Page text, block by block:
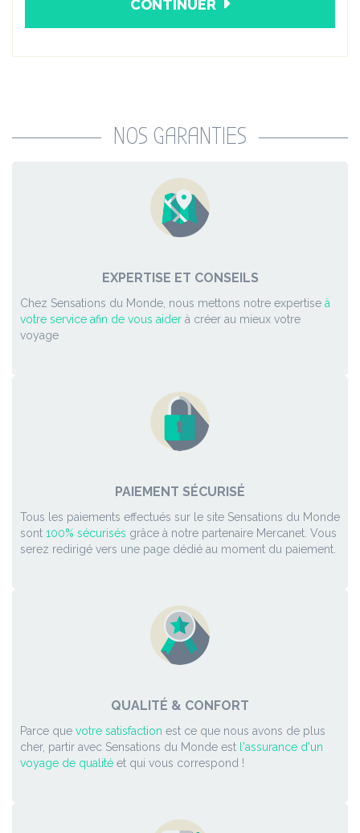
CONTINUER
NOS GARANTIES
EXPERTISE ET CONSEILS
Chez Sensations du Monde, nous mettons notre expertise à
votre service afin de vous aider à créer au mieux votre
voyage
PAIEMENT SÉCURISÉ
Tous les paiements effectués sur le site Sensations du Monde
sont 100% sécurisés grâce à notre partenaire Mercanet. Vous
serez redirigé vers une page dédié au moment du paiement.
QUALITÉ & CONFORT
Parce que votre satisfaction est ce que nous avons de plus
cher, partir avec Sensations du Monde est l'assurance d'un
voyage de qualité et qui vous correspond !